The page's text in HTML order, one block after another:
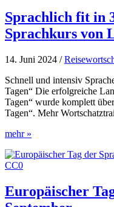
Sprachlich fit in
Sprachkurs von
14. Juni 2024 /
Schnell und intensiv
Tagen“ Die erfolgreiche
Tagen“ wurde komplett
Tagen“. Mehr
Sprachlich
in
30
Der
schnelle
mehr »
Europäischer